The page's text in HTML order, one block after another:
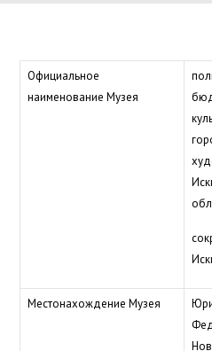
Официальное
наименование Музея
Местонахождение Музея